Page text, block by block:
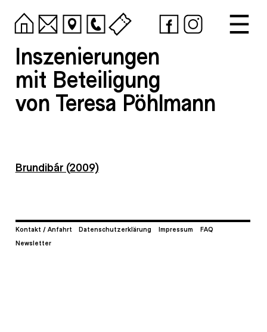
Inszenierungen
mit Beteiligung
von Teresa Pöhlmann
Brundibár (2009)
Kontakt / Anfahrt Datenschutzerklärung Impressum
FAQ
Newsletter